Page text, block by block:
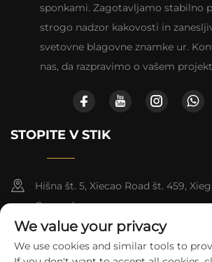
sponkami. Zagotavljamo stabilno
strogo nadzor kakovosti in
svetovne blagovne znamke ur.
nas, da razpravimo o vašem
STOPITE V STIK
Hišna št. 5, Xiecao Road št. 459,
Guangdong
+852-8402 6198
We value your privacy
We use cookies and similar tools to